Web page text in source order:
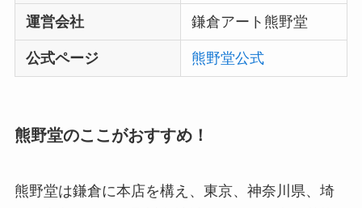
運営会社 鎌倉アート熊野堂
公式ページ 熊野堂公式
熊野堂のここがおすすめ！
熊野堂は鎌倉に本店を構え、東京、神奈川県、埼